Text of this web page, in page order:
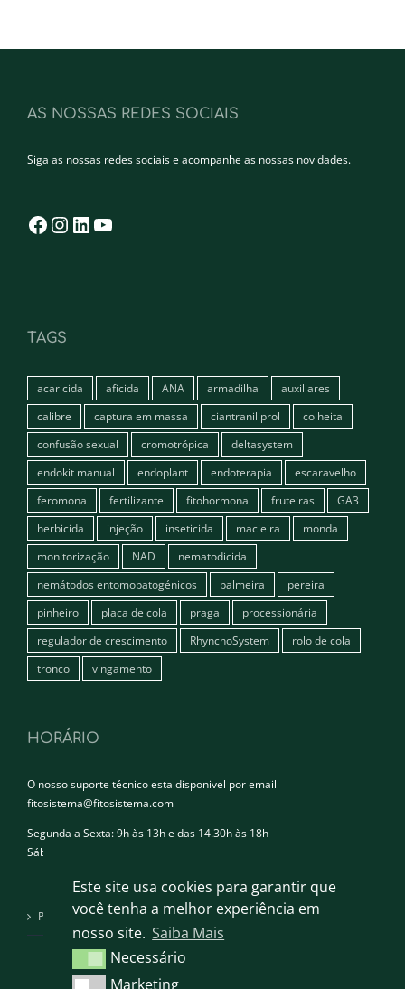
Este site usa cookies para garantir que
você tenha a melhor experiência em
nosso site. Saiba Mais
Necessário
Necessário
Marketing
AS NOSSAS REDES SOCIAIS
Siga as nossas redes sociais e acompanhe as nossas novidades.
Facebook
Instagram
LinkedIn
TAGS
acaricida aficida ANA armadilha
auxiliares
calibre
captura em massa ciantraniliprol
colheita
confusão sexual
cromotrópica
deltasystem
endokit manual
endoplant endoterapia
escaravelho
feromona
fertilizante fitohormona fruteiras
GA3
herbicida
injeção inseticida macieira
monda
monitorização
NAD
nematodicida
nemátodos entomopatogénicos
palmeira
pereira
pinheiro
placa de cola praga
processionária
regulador de crescimento
RhynchoSystem
rolo de cola
tronco
vingamento
HORÁRIO
O nosso suporte técnico esta disponivel por email
fitosistema@fitosistema.com
Segunda a Sexta: 9h às 13h e das 14.30h às 18h
Sábado e Domingo: Encerrado
Política de privacidade